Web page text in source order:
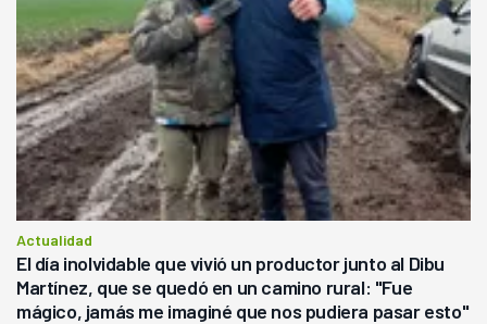
Actualidad
El día inolvidable que vivió un productor junto al Dibu
Martínez, que se quedó en un camino rural: "Fue
mágico, jamás me imaginé que nos pudiera pasar esto"